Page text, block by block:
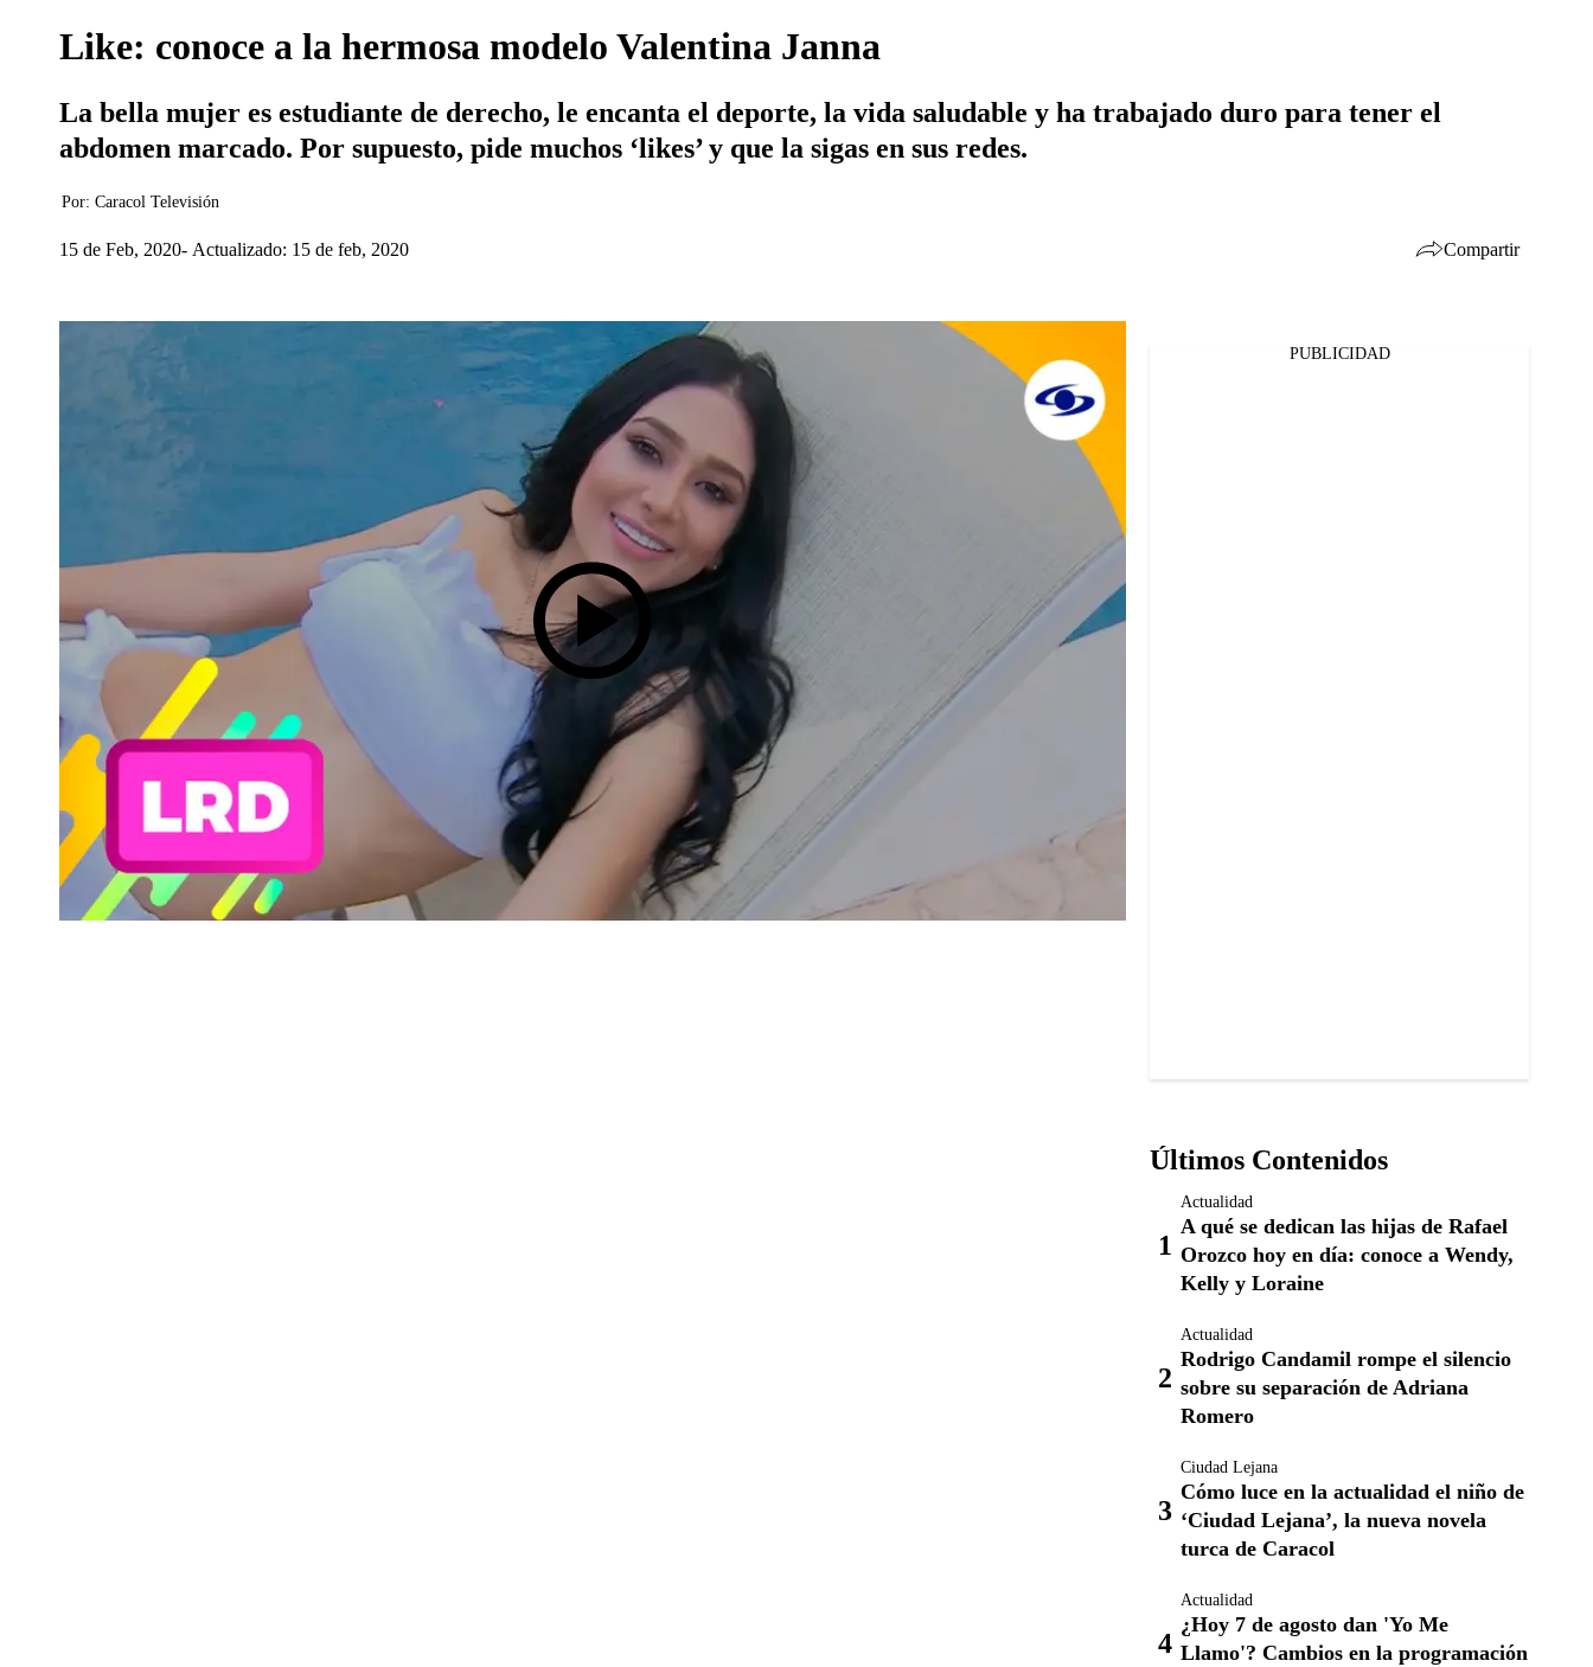
Like: conoce a la hermosa modelo Valentina Janna
La bella mujer es estudiante de derecho, le encanta el deporte, la vida saludable y ha trabajado duro para tener el
abdomen marcado. Por supuesto, pide muchos ‘likes’ y que la sigas en sus redes.
Por: Caracol Televisión
15 de Feb, 2020 Actualizado: 15 de feb, 2020 Compartir
PUBLICIDAD
Últimos Contenidos
Actualidad
A qué se dedican las hijas de Rafael
Orozco hoy en día: conoce a Wendy,
Kelly y Loraine
Actualidad
Rodrigo Candamil rompe el silencio
sobre su separación de Adriana
Romero
Ciudad Lejana
Cómo luce en la actualidad el niño de
‘Ciudad Lejana’, la nueva novela
turca de Caracol
Actualidad
¿Hoy 7 de agosto dan 'Yo Me
Llamo'? Cambios en la programación